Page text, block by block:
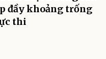
đầy khoảng trống
thi